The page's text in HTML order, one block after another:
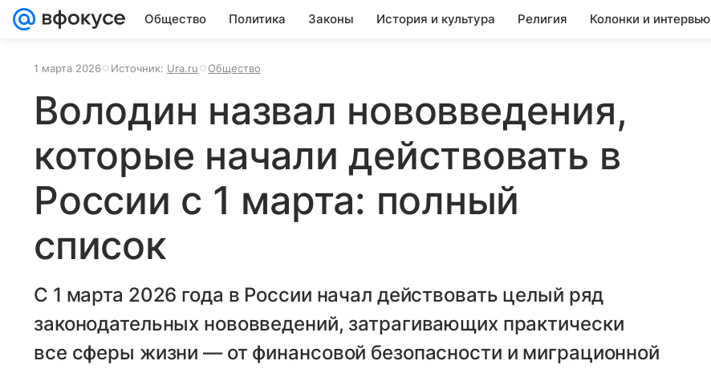
Общество Политика Законы История и культура Религия Колонки и интервью
1 марта 2026 Источник: Ura.ru Общество
Володин назвал нововведения,
которые начали действовать в
России с 1 марта: полный
список
С 1 марта 2026 года в России начал действовать целый ряд
законодательных нововведений, затрагивающих практически
все сферы жизни — от финансовой безопасности и миграционной